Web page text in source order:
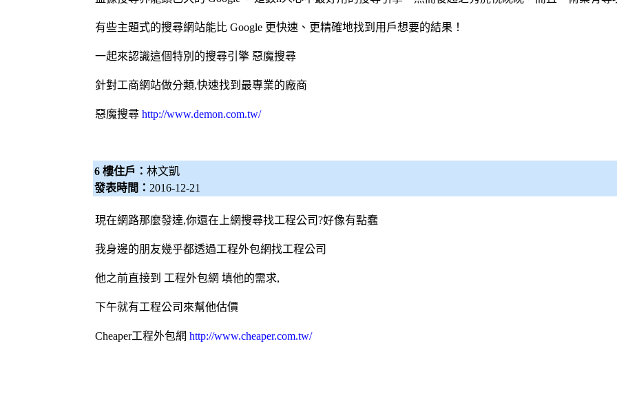
有些主題式的搜尋網站能比 Google 更快速、更精確地找到用戶想要的結果！
一起來認識這個特別的搜尋引擎 惡魔搜尋
針對工商網站做分類,快速找到最專業的廠商
惡魔搜尋 http://www.demon.com.tw/
6 樓住戶： 林文凱
發表時間： 2016-12-21
現在網路那麼發達,你還在上網搜尋找工程公司?好像有點蠢
我身邊的朋友幾乎都透過工程外包網找工程公司
他之前直接到 工程外包網 填他的需求,
下午就有工程公司來幫他估價
Cheaper工程外包網 http://www.cheaper.com.tw/